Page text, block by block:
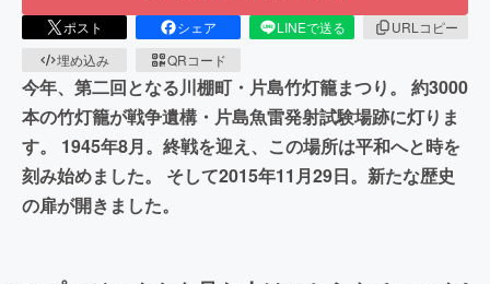
ポスト シェア LINEで送る
URLコピー
埋め込み
QRコード
今年、第二回となる川棚町・片島竹灯籠まつり。 約3000
本の竹灯籠が戦争遺構・片島魚雷発射試験場跡に灯りま
す。 1945年8月。終戦を迎え、この場所は平和へと時を
刻み始めました。 そして2015年11月29日。新たな歴史
の扉が開きました。